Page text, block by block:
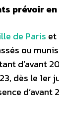
prévoir en
de Paris et
ou
d’avant
dès le 1er